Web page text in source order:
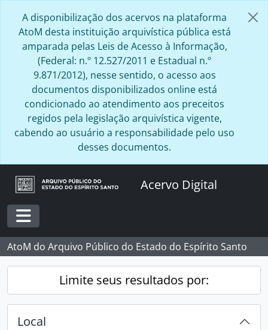
A disponibilização dos acervos na plataforma
AtoM desta instituição arquivística pública está
amparada pelas Leis de Acesso à Informação,
(Federal: n.º 12.527/2011 e Estadual n.º
9.871/2012), nesse sentido, o acesso aos
documentos disponibilizados online está
condicionado ao atendimento aos preceitos
regidos pela legislação arquivística vigente,
cabendo ao usuário a responsabilidade pelo uso
desses documentos.
Acervo Digital
Toggle navigation
AtoM do Arquivo Público do Estado do Espírito Santo
Limite seus resultados por:
Local